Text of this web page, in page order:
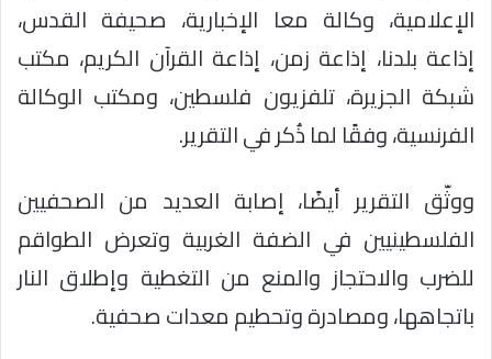
الإعلامية، وكالة معا الإخبارية، صحيفة القدس،
إذاعة بلدنا، إذاعة زمن، إذاعة القرآن الكريم، مكتب
شبكة الجزيرة، تلفزيون فلسطين، ومكتب الوكالة
الفرنسية، وفقًا لما ذُكر في التقرير.
ووثّق التقرير أيضًا، إصابة العديد من الصحفيين
الفلسطينيين في الضفة الغربية وتعرض الطواقم
للضرب والاحتجاز والمنع من التغطية وإطلاق النار
باتجاهها، ومصادرة وتحطيم معدات صحفية.